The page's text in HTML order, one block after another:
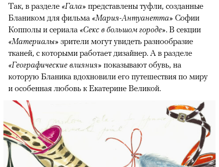
Так, в разделе «Гала» представлены туфли, созданные
Блаником для фильма «Мария-Антуанетта» Софии
Копполы и сериала «Секс в большом городе». В секции
«Материалы» зрители могут увидеть разнообразие
тканей, с которыми работает дизайнер. А в разделе
«Географические влияния» показывают обувь, на
которую Бланика вдохновили его путешествия по миру
и особенная любовь к Екатерине Великой.